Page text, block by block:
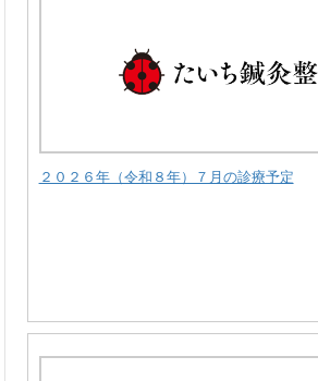
２０２６年（令和８年）７月の診療予定